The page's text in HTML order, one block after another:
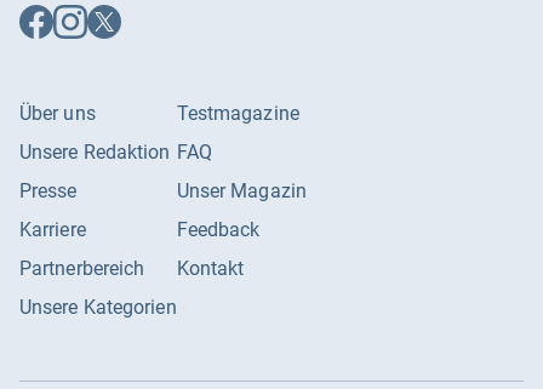
Auf
Facebook
Auf
Instagram
Auf
X
Über uns
Unsere Redaktion
Presse
Karriere
Partnerbereich
Unsere Kategorien
Testmagazine
FAQ
Unser Magazin
Feedback
Kontakt